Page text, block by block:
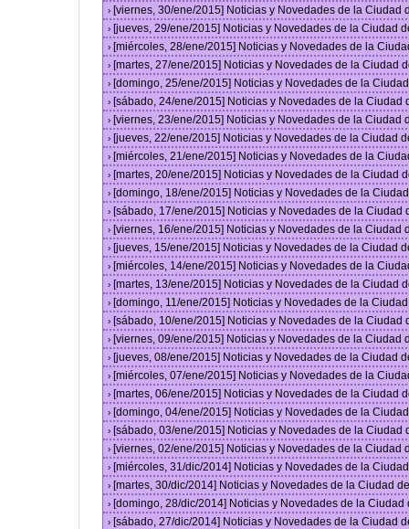
› [viernes, 30/ene/2015] Noticias y Novedades de la Ciudad
› [jueves, 29/ene/2015] Noticias y Novedades de la Ciudad
› [miércoles, 28/ene/2015] Noticias y Novedades de la
› [martes, 27/ene/2015] Noticias y Novedades de la Ciudad
› [domingo, 25/ene/2015] Noticias y Novedades de la
› [sábado, 24/ene/2015] Noticias y Novedades de la Ciudad
› [viernes, 23/ene/2015] Noticias y Novedades de la Ciudad
› [jueves, 22/ene/2015] Noticias y Novedades de la Ciudad
› [miércoles, 21/ene/2015] Noticias y Novedades de la
› [martes, 20/ene/2015] Noticias y Novedades de la Ciudad
› [domingo, 18/ene/2015] Noticias y Novedades de la
› [sábado, 17/ene/2015] Noticias y Novedades de la Ciudad
› [viernes, 16/ene/2015] Noticias y Novedades de la Ciudad
› [jueves, 15/ene/2015] Noticias y Novedades de la Ciudad
› [miércoles, 14/ene/2015] Noticias y Novedades de la
› [martes, 13/ene/2015] Noticias y Novedades de la Ciudad
› [domingo, 11/ene/2015] Noticias y Novedades de la
› [sábado, 10/ene/2015] Noticias y Novedades de la Ciudad
› [viernes, 09/ene/2015] Noticias y Novedades de la Ciudad
› [jueves, 08/ene/2015] Noticias y Novedades de la Ciudad
› [miércoles, 07/ene/2015] Noticias y Novedades de la
› [martes, 06/ene/2015] Noticias y Novedades de la Ciudad
› [domingo, 04/ene/2015] Noticias y Novedades de la
› [sábado, 03/ene/2015] Noticias y Novedades de la Ciudad
› [viernes, 02/ene/2015] Noticias y Novedades de la Ciudad
› [miércoles, 31/dic/2014] Noticias y Novedades de la
› [martes, 30/dic/2014] Noticias y Novedades de la Ciudad
› [domingo, 28/dic/2014] Noticias y Novedades de la
› [sábado, 27/dic/2014] Noticias y Novedades de la Ciudad